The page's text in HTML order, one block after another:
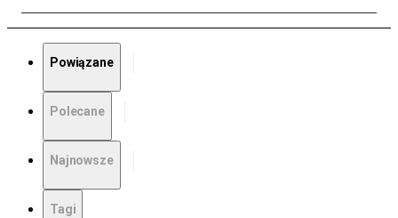
Powiązane
Polecane
Najnowsze
Tagi